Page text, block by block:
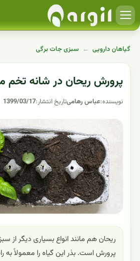
گیاهان دارویی ← سبزی جات برگی
پرورش ریحان در شانه تخم
نویسنده:عباس رهامیتاریخ انتشار:1399/03/17
ریحان هم مانند انواع بسیاری دیگر از
پرورش است. بذر این گیاه را معمولاً به